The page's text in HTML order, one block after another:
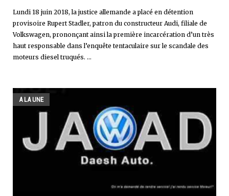
Lundi 18 juin 2018, la justice allemande a placé en détention
provisoire Rupert Stadler, patron du constructeur Audi, filiale de
Volkswagen, prononçant ainsi la première incarcération d’un très
haut responsable dans l’enquête tentaculaire sur le scandale des
moteurs diesel truqués. ...
A LA UNE